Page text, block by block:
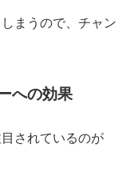
まうので、チャン
への効果
されているのが